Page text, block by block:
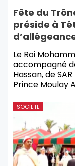
Fête du
préside à
Le Roi
accompagné
Hassan, de
Prince Moulay
SOCIETE